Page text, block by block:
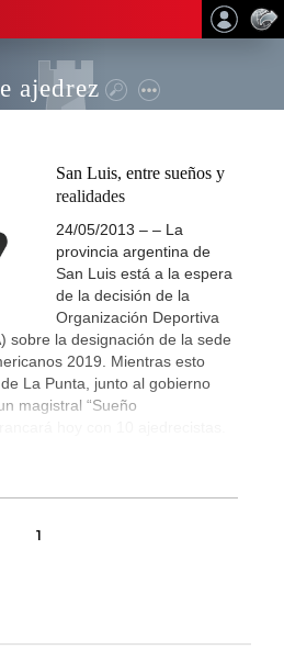
ajedrez
San Luis, entre sueños y
realidades
24/05/2013 – – La
provincia argentina de
San Luis está a la espera
de la decisión de la
Organización Deportiva
sobre la designación de la sede
2019. Mientras esto
La Punta, junto al gobierno
magistral “Sueño
1